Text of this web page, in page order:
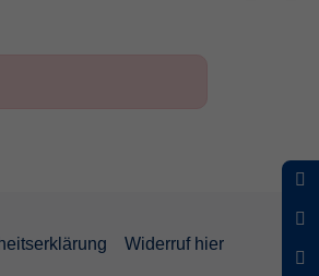
Widerruf hier